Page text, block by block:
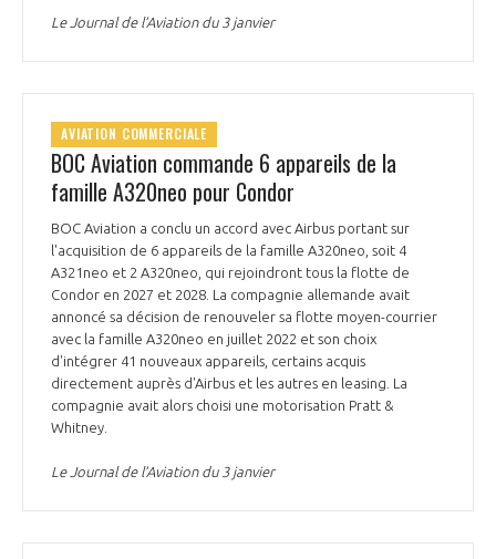
STARTAIR
UN ÉCOSYSTÈME INTÉGRÉ ET COHÉRENT
LA MÉDIATION DANS LA FILIÈRE AÉRONAUTIQUE ET SPATIALE
LE MÉDIATEUR DE LA FILIÈRE AÉRONAUTIQUE ET SPATIALE
MÉDIATION ET CHARTE D’ENGAGEMENT SUR LES RELATIONS ENTRE
CLIENTS ET FOURNISSEURS
LA MÉDIATION AU-DELÀ DE LA FILIÈRE AÉRONAUTIQUE ET SPATIALE
PRENDRE CONTACT AVEC LE MÉDIATEUR DE LA FILIÈRE
L'OBSERVATOIRE
CHIFFRES CLÉS
LES ENJEUX
COMPÉTITIVITÉ
EMPLOI & FORMATION
ENVIRONNEMENT
LES PUBLICATIONS
DOCUMENTS & BROCHURES
RAPPORTS D'ACTIVITÉS
Le Journal de l’Aviation du 3 janvier
AVIATION COMMERCIALE
BOC Aviation commande 6 appareils de la
famille A320neo pour Condor
BOC Aviation a conclu un accord avec Airbus portant sur
l'acquisition de 6 appareils de la famille A320neo, soit 4
A321neo et 2 A320neo, qui rejoindront tous la flotte de
Condor en 2027 et 2028. La compagnie allemande avait
annoncé sa décision de renouveler sa flotte moyen-courrier
avec la famille A320neo en juillet 2022 et son choix
d'intégrer 41 nouveaux appareils, certains acquis
directement auprès d'Airbus et les autres en leasing. La
compagnie avait alors choisi une motorisation Pratt &
Whitney.
Le Journal de l’Aviation du 3 janvier
Rencontres, salons, données sectorielles,
programmes ...
DEMANDE D’ADHÉSION